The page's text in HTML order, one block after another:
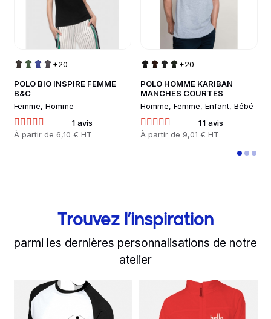
POLO BIO INSPIRE FEMME
B&C
Femme, Homme
1 avis
Prix
À partir de 6,10 € HT
+20
POLO HOMME KARIBAN
MANCHES COURTES
Homme, Femme, Enfant, Bébé
11 avis
Prix
À partir de 9,01 € HT
+20
Trouvez l’inspiration
parmi les dernières personnalisations de notre
atelier
slide1 to 2of 7
Teeshirt bicolore
Read more Hello Lille
Read more